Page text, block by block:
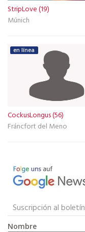
StripLove (19)
Múnich
en línea
CockusLongus (56)
Fráncfort del Meno
Suscripción al boletín
Nombre